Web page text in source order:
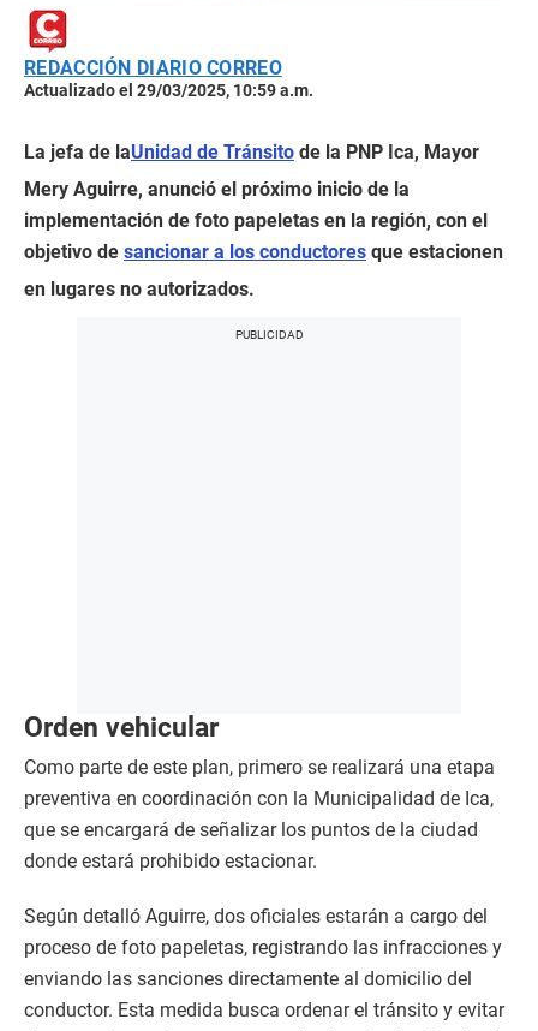
REDACCIÓN DIARIO CORREO
Actualizado el 29/03/2025, 10:59 a.m.
La jefa de laUnidad de Tránsito de la PNP Ica, Mayor
Mery Aguirre, anunció el próximo inicio de la
implementación de foto papeletas en la región, con el
objetivo de sancionar a los conductores que estacionen
en lugares no autorizados.
Orden vehicular
Como parte de este plan, primero se realizará una etapa
preventiva en coordinación con la Municipalidad de Ica,
que se encargará de señalizar los puntos de la ciudad
donde estará prohibido estacionar.
Según detalló Aguirre, dos oficiales estarán a cargo del
proceso de foto papeletas, registrando las infracciones y
enviando las sanciones directamente al domicilio del
conductor. Esta medida busca ordenar el tránsito y evitar